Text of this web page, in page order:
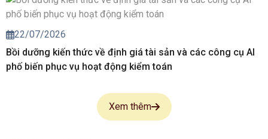
22/07/2026
Bồi dưỡng kiến thức về định giá tài sản và các công cụ AI
phố biến phục vụ hoạt động kiểm toán
Xem thêm